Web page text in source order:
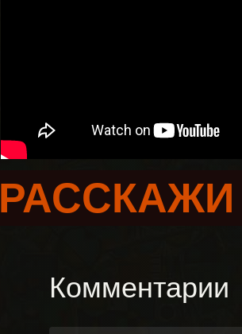
РАССКАЖИ
Комментарии